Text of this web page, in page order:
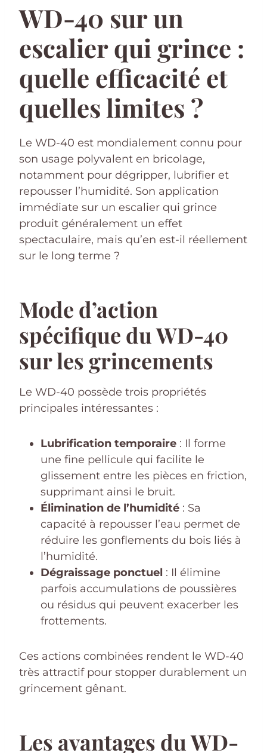
WD-40 sur un
escalier qui grince :
quelle efficacité et
quelles limites ?
Le WD-40 est mondialement connu pour
son usage polyvalent en bricolage,
notamment pour dégripper, lubrifier et
repousser l’humidité. Son application
immédiate sur un escalier qui grince
produit généralement un effet
spectaculaire, mais qu’en est-il réellement
sur le long terme ?
Mode d’action
spécifique du WD-40
sur les grincements
Le WD-40 possède trois propriétés
principales intéressantes :
Lubrification temporaire : Il forme
une fine pellicule qui facilite le
glissement entre les pièces en friction,
supprimant ainsi le bruit.
Élimination de l’humidité : Sa
capacité à repousser l’eau permet de
réduire les gonflements du bois liés à
l’humidité.
Dégraissage ponctuel : Il élimine
parfois accumulations de poussières
ou résidus qui peuvent exacerber les
frottements.
Ces actions combinées rendent le WD-40
très attractif pour stopper durablement un
grincement gênant.
Les avantages du WD-